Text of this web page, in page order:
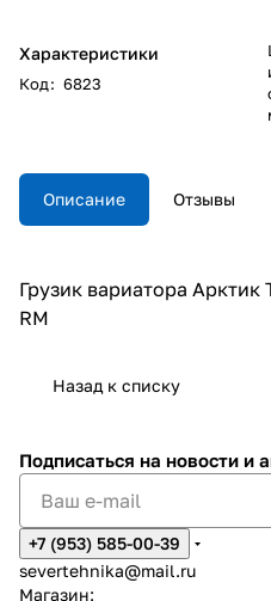
Характеристики
Код: 6823
Описание Отзывы
Грузик вариатора
RM
Назад к списку
Подписаться на новости и
+7 (953) 585-00-39
severtehnika@mail.ru
Магазин: